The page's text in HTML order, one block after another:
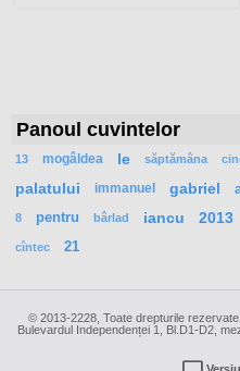
Panoul cuvintelor
13 mogâldea le săptămâna
palatului
immanuel gabriel
8 pentru bârlad iancu 2013
cîntec 21
© 2013-2228, Toate drepturile
Bulevardul Independenței 1, Bl.D1-D2,